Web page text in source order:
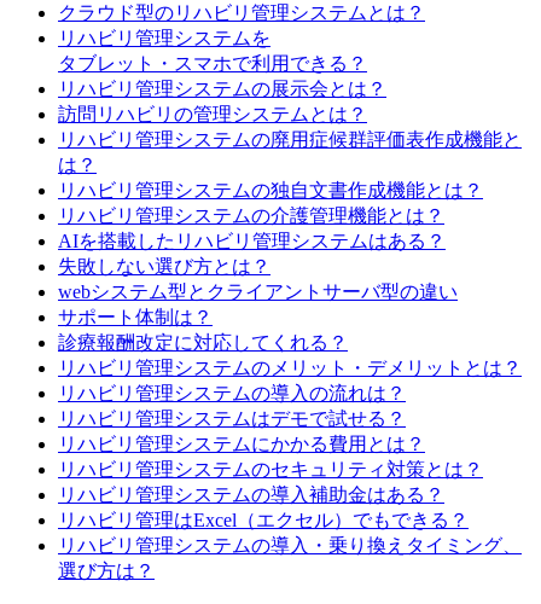
クラウド型のリハビリ管理システムとは？
リハビリ管理システムを
タブレット・スマホで利用できる？
リハビリ管理システムの展示会とは？
訪問リハビリの管理システムとは？
リハビリ管理システムの廃用症候群評価表作成機能と
は？
リハビリ管理システムの独自文書作成機能とは？
リハビリ管理システムの介護管理機能とは？
AIを搭載したリハビリ管理システムはある？
失敗しない選び方とは？
webシステム型とクライアントサーバ型の違い
サポート体制は？
診療報酬改定に対応してくれる？
リハビリ管理システムのメリット・デメリットとは？
リハビリ管理システムの導入の流れは？
リハビリ管理システムはデモで試せる？
リハビリ管理システムにかかる費用とは？
リハビリ管理システムのセキュリティ対策とは？
リハビリ管理システムの導入補助金はある？
リハビリ管理はExcel（エクセル）でもできる？
リハビリ管理システムの導入・乗り換えタイミング、
選び方は？